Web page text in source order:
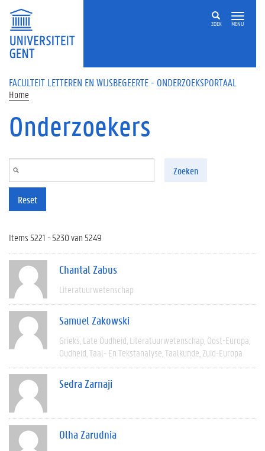
Overslaan en naar de inhoud gaan
ZOEK MENU
FACULTEIT LETTEREN EN WIJSBEGEERTE - ONDERZOEKSPORTAAL
Home
Onderzoekers
Zoeken
Reset
Items 5221 - 5230 van 5249
Chantal Zabus
Literatuurwetenschap
Samuel Zakowski
Grieks Late Oudheid Literatuurwetenschap Oost-Europa
Oudheid Taal- En Tekstanalyse Taalkunde Zuid-Europa
Sedra Zarnaji
Olha Zarudnia